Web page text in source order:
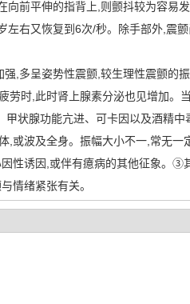
向前平伸的指背上,则颤抖较为容易
右又恢复到6次/秒。除手部外,震
,多呈姿势性震颤,较生理性震颤的
劳时,此时肾上腺素分泌也见增加。
状腺功能亢进、可卡因以及酒精中
或波及全身。振幅大小不一,常无一
性诱因,或伴有癔病的其他征象。③
情绪紧张有关。